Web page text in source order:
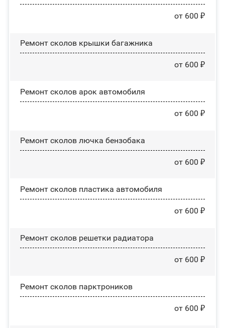
от 600 ₽
Ремонт сколов крышки багажника
от 600 ₽
Ремонт сколов арок автомобиля
от 600 ₽
Ремонт сколов лючка бензобака
от 600 ₽
Ремонт сколов пластика автомобиля
от 600 ₽
Ремонт сколов решетки радиатора
от 600 ₽
Ремонт сколов парктроников
от 600 ₽